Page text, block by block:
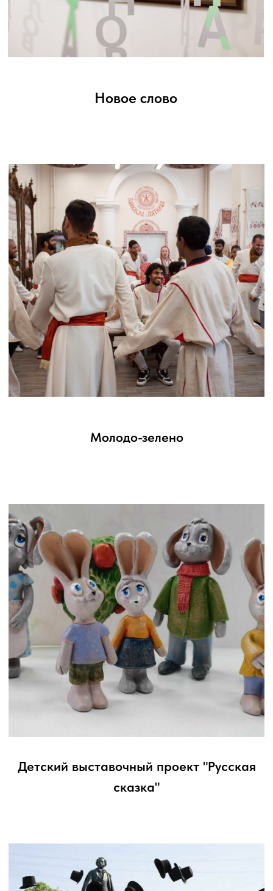
Художественно-просветительский проект
арт-инкубатора - «Арт-резиденция»
Региональный литературный конкурс
«Сказка живёт в Кузбассе»
для руководителей и участников